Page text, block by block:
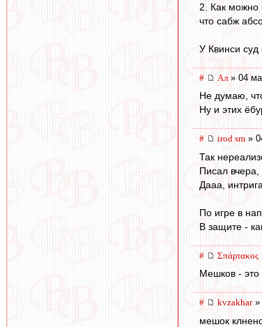
2. Как можно
что сабж
У Квинси суд
# Ал » 04
Не думаю,
Ну и этих
# irod sm »
Так
Писал
Дааа,
По игре в
В защите -
# Σπάρτακος
Мешков - это
# kvzakhar»
мешок